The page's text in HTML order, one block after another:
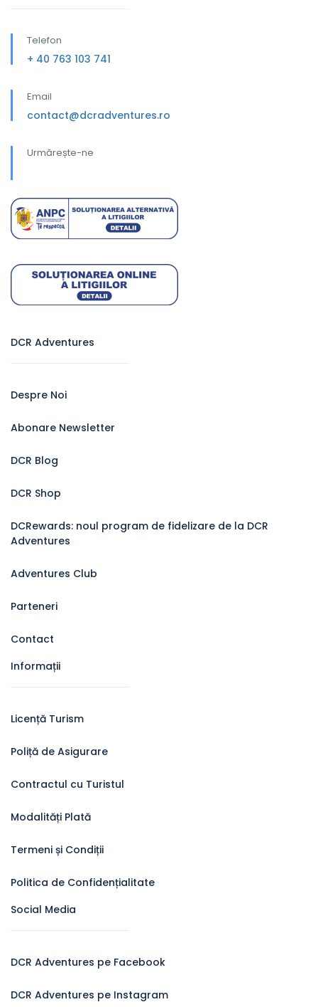
Telefon
+ 40 763 103 741
Email
contact@dcradventures.ro
Urmărește-ne
DCR Adventures
Despre Noi
Abonare Newsletter
DCR Blog
DCR Shop
DCRewards: noul program de fidelizare de la DCR
Adventures
Adventures Club
Parteneri
Contact
Informații
Licență Turism
Poliță de Asigurare
Contractul cu Turistul
Modalități Plată
Termeni și Condiții
Politica de Confidențialitate
Social Media
DCR Adventures pe Facebook
DCR Adventures pe Instagram